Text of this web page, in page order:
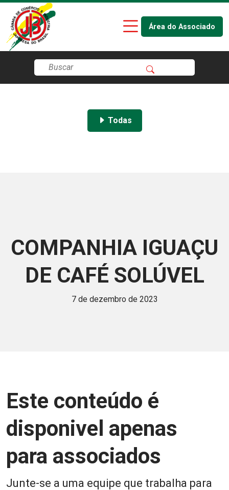
Área do Associado
Todas
COMPANHIA IGUAÇU
DE CAFÉ SOLÚVEL
7 de dezembro de 2023
Este conteúdo é
disponivel apenas
para associados
Junte-se a uma equipe que trabalha para